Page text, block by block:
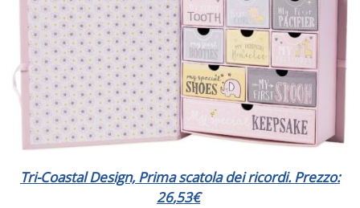
Tri-Coastal Design, Prima scatola dei ricordi. Prezzo:
26,53€